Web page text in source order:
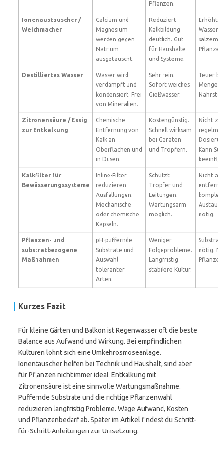
Pflanzen.
Ionenaustauscher /
Weichmacher
Calcium und
Magnesium
werden gegen
Natrium
ausgetauscht.
Reduziert
Kalkbildung
deutlich. Gut
für Haushalte
und Systeme.
Destilliertes Wasser
Wasser wird
verdampft und
kondensiert. Frei
von Mineralien.
Sehr rein.
Sofort weiches
Gießwasser.
Teuer
Zitronensäure / Essig
zur Entkalkung
Chemische
Entfernung von
Kalk an
Oberflächen und
in Düsen.
Kostengünstig.
Schnell wirksam
bei Geräten
und Tropfern.
Nicht
Kann
Kalkfilter für
Bewässerungssysteme
Inline-Filter
reduzieren
Ausfällungen.
Mechanische
oder chemische
Kapseln.
Schützt
Tropfer und
Leitungen.
Wartungsarm
möglich.
Nicht
nötig.
Pflanzen- und
substratbezogene
Maßnahmen
pH-puffernde
Substrate und
Auswahl
toleranter
Arten.
Weniger
Folgeprobleme.
Langfristig
stabilere Kultur.
nötig.
Kurzes Fazit
Für kleine Gärten und Balkon ist Regenwasser oft die beste
Balance aus Aufwand und Wirkung. Bei empfindlichen
Kulturen lohnt sich eine Umkehrosmoseanlage.
Ionentauscher helfen bei Technik und Haushalt, sind aber
für Pflanzen nicht immer ideal. Entkalkung mit
Zitronensäure ist eine sinnvolle Wartungsmaßnahme.
Puffernde Substrate und die richtige Pflanzenwahl
reduzieren langfristig Probleme. Wäge Aufwand, Kosten
und Pflanzenbedarf ab. Später im Artikel findest du Schritt-
für-Schritt-Anleitungen zur Umsetzung.